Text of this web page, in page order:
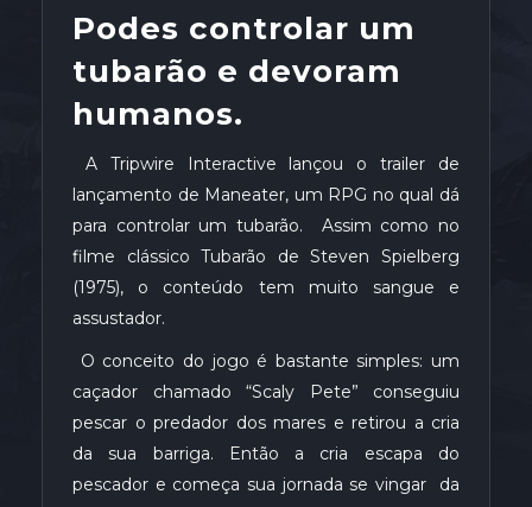
Podes controlar um
tubarão e devoram
humanos.
A Tripwire Interactive lançou o trailer de
lançamento de Maneater, um RPG no qual dá
para controlar um tubarão. Assim como no
filme clássico Tubarão de Steven Spielberg
(1975), o conteúdo tem muito sangue e
assustador.
O conceito do jogo é bastante simples: um
caçador chamado “Scaly Pete” conseguiu
pescar o predador dos mares e retirou a cria
da sua barriga. Então a cria escapa do
pescador e começa sua jornada se vingar da